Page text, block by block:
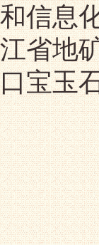
和信息
江省地
口宝玉